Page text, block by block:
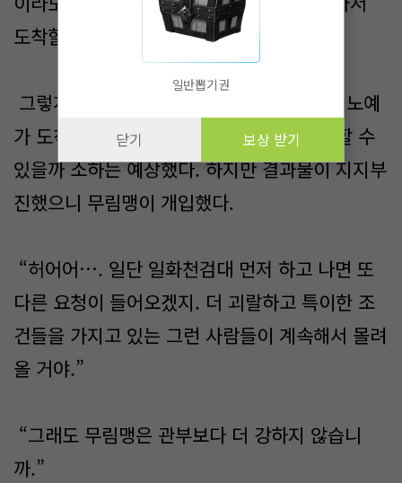
도착할 수 있었다.
그렇게 식량 생산이 점점 늘어나면 더 많은 노예
가 도착할 수 있을 것이고 최종적으로 승리할 수
있을까 소하는 예상했다. 하지만 결과물이 지지부
진했으니 무림맹이 개입했다.
“허어어…. 일단 일화천검대 먼저 하고 나면 또
다른 요청이 들어오겠지. 더 괴랄하고 특이한 조
건들을 가지고 있는 그런 사람들이 계속해서 몰려
올 거야.”
“그래도 무림맹은 관부보다 더 강하지 않습니
까.”
일반뽑기권
닫기 보상 받기